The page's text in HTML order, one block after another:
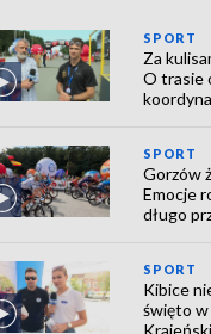
SPORT
Za
O trasie
SPORT
Gorzów
Emocje
długo
SPORT
Kibice
święto